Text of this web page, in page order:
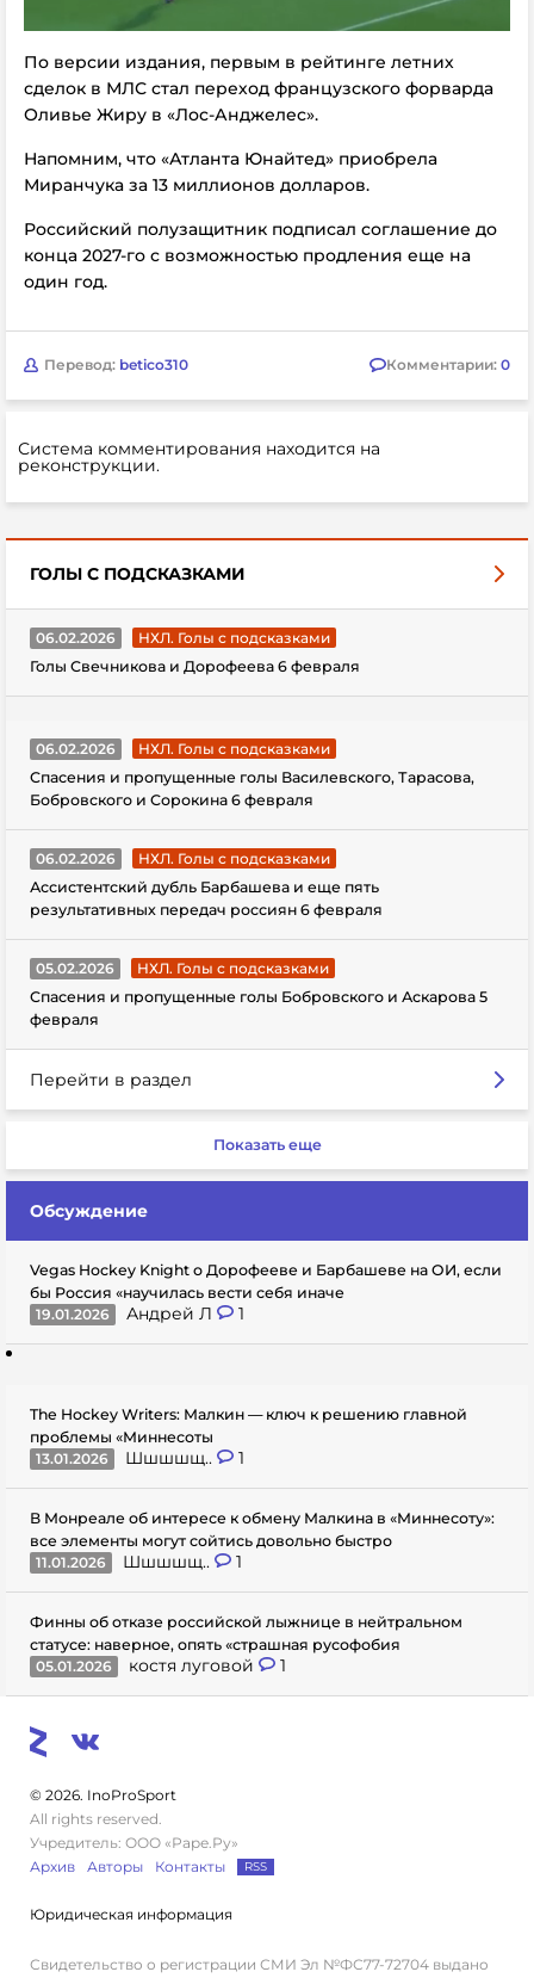
По версии издания, первым в рейтинге летних
сделок в МЛС стал переход французского форварда
Оливье Жиру в «Лос-Анджелес».
Напомним, что «Атланта Юнайтед» приобрела
Миранчука за 13 миллионов долларов.
Российский полузащитник подписал соглашение до
конца 2027-го с возможностью продления еще на
один год.
Перевод: betico310 Комментарии: 0
Система комментирования находится на
реконструкции.
ГОЛЫ С ПОДСКАЗКАМИ
06.02.2026
НХЛ. Голы с подсказками
Голы Свечникова и Дорофеева 6 февраля
06.02.2026
НХЛ. Голы с подсказками
Спасения и пропущенные голы Василевского, Тарасова,
Бобровского и Сорокина 6 февраля
06.02.2026
НХЛ. Голы с подсказками
Ассистентский дубль Барбашева и еще пять
результативных передач россиян 6 февраля
05.02.2026
НХЛ. Голы с подсказками
Спасения и пропущенные голы Бобровского и Аскарова 5
февраля
Перейти в раздел
Показать еще
Обсуждение
Vegas Hockey Knight о Дорофееве и Барбашеве на ОИ, если
бы Россия «научилась вести себя иначе
19.01.2026
Андрей Л 1
The Hockey Writers: Малкин — ключ к решению главной
проблемы «Миннесоты
13.01.2026
Шшшшщ.. 1
В Монреале об интересе к обмену Малкина в «Миннесоту»:
все элементы могут сойтись довольно быстро
11.01.2026
Шшшшщ.. 1
Финны об отказе российской лыжнице в нейтральном
статусе: наверное, опять «страшная русофобия
05.01.2026
костя луговой 1
© 2026. InoProSport
All rights reserved.
Учредитель: ООО «Раре.Ру»
Архив
Авторы Контакты RSS
Юридическая информация
Свидетельство о регистрации СМИ Эл №ФС77-72704 выдано